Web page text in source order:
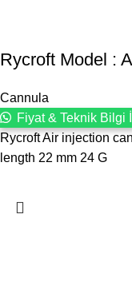
Rycroft Model :
Cannula
Fiyat & Teknik Bilgi
Rycroft Air injection
length 22 mm 24 G